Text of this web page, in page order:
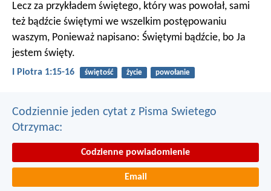
Lecz za przykładem świętego, który was powołał, sami
też bądźcie świętymi we wszelkim postępowaniu
waszym, Ponieważ napisano: Świętymi bądźcie, bo Ja
jestem święty.
I Piotra 1:15-16 świętość życie powołanie
Codziennie jeden cytat z Pisma Swietego
Otrzymac:
Codzienne powiadomienie
Email